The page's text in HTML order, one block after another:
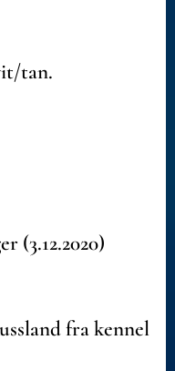
tan.
(3.12.2020)
fra kennel